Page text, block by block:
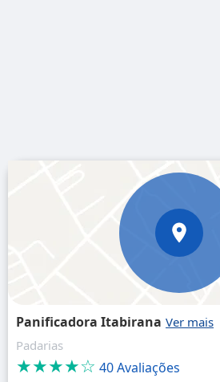
Panificadora Itabirana
Padarias
★★★★☆ 40 Avaliações